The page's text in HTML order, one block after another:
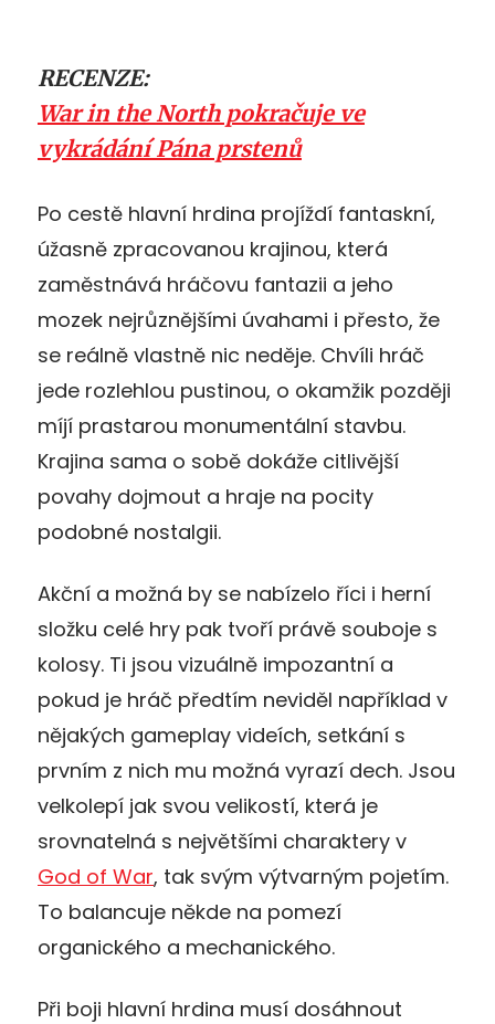
RECENZE:
War in the North pokračuje ve
vykrádání Pána prstenů
Po cestě hlavní hrdina projíždí fantaskní,
úžasně zpracovanou krajinou, která
zaměstnává hráčovu fantazii a jeho
mozek nejrůznějšími úvahami i přesto, že
se reálně vlastně nic neděje. Chvíli hráč
jede rozlehlou pustinou, o okamžik později
míjí prastarou monumentální stavbu.
Krajina sama o sobě dokáže citlivější
povahy dojmout a hraje na pocity
podobné nostalgii.
Akční a možná by se nabízelo říci i herní
složku celé hry pak tvoří právě souboje s
kolosy. Ti jsou vizuálně impozantní a
pokud je hráč předtím neviděl například v
nějakých gameplay videích, setkání s
prvním z nich mu možná vyrazí dech. Jsou
velkolepí jak svou velikostí, která je
srovnatelná s největšími charaktery v
God of War, tak svým výtvarným pojetím.
To balancuje někde na pomezí
organického a mechanického.
Při boji hlavní hrdina musí dosáhnout